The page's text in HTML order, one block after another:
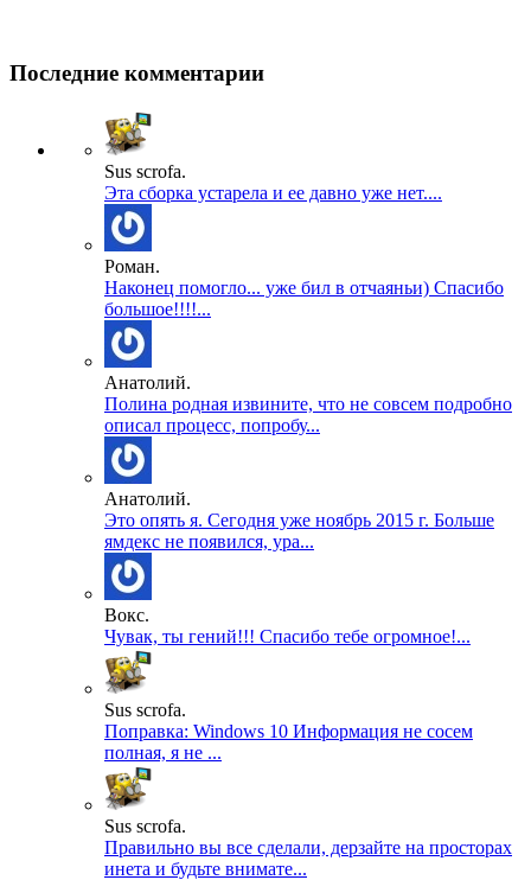
Последние комментарии
Sus scrofa.
Эта сборка устарела и ее давно уже нет....
Роман.
Наконец помогло... уже бил в отчаяньи) Спасибо
большое!!!!...
Анатолий.
Полина родная извините, что не совсем подробно
описал процесс, попробу...
Анатолий.
Это опять я. Сегодня уже ноябрь 2015 г. Больше
ямдекс не появился, ура...
Вокс.
Чувак, ты гений!!! Спасибо тебе огромное!...
Sus scrofa.
Поправка: Windows 10 Информация не сосем
полная, я не ...
Sus scrofa.
Правильно вы все сделали, дерзайте на просторах
инета и будьте внимате...